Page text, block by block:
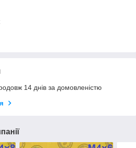
14 днів за домовленістю